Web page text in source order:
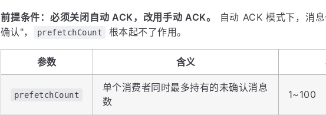
前提条件：必须关闭自动 ACK，改用手动 ACK。
自动 ACK 模式下，消
确认"，
prefetchCount 根本起不了作用。
参数 含义
prefetchCount
单个消费者同时最多持有的未确认消息
数
1~100